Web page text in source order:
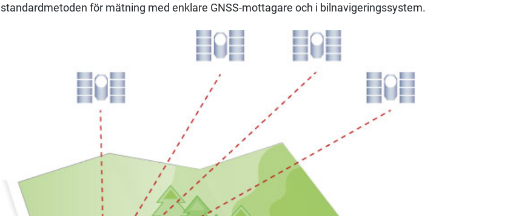
standardmetoden för mätning med enklare GNSS-mottagare och i bilnavigeringssystem.